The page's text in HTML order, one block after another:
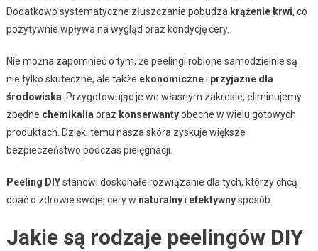
Dodatkowo systematyczne złuszczanie pobudza krążenie krwi, co
pozytywnie wpływa na wygląd oraz kondycję cery.
Nie można zapomnieć o tym, że peelingi robione samodzielnie są
nie tylko skuteczne, ale także ekonomicznei przyjazne dla
środowiska . Przygotowując je we własnym zakresie, eliminujemy
zbędne chemikalia oraz konserwantyobecne w wielu gotowych
produktach. Dzięki temu nasza skóra zyskuje większe
bezpieczeństwo podczas pielęgnacji.
Peeling DIYstanowi doskonałe rozwiązanie dla tych, którzy chcą
dbać o zdrowie swojej cery w naturalnyi efektywnysposób.
Jakie są rodzaje peelingów DIY